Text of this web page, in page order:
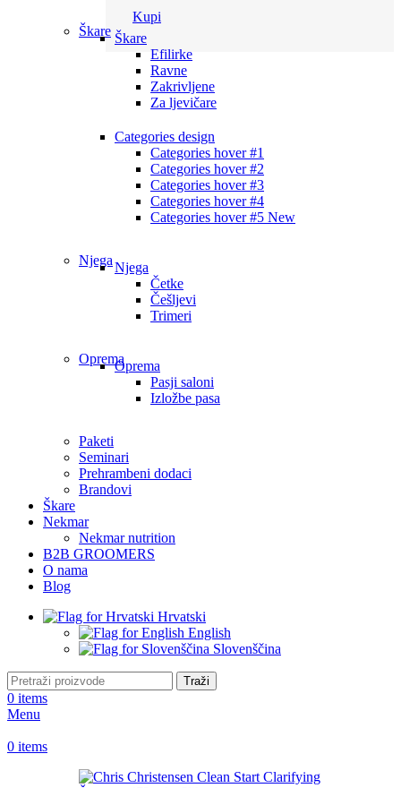
Kupi
Škare Škare
Efilirke
Ravne
Zakrivljene
Za ljevičare
Categories design
Categories hover #1
Categories hover #2
Categories hover #3
Categories hover #4
Categories hover #5 New
NjegaNjega
Četke
Češljevi
Trimeri
OpremaOprema
Pasji saloni
Izložbe pasa
Paketi
Seminari
Prehrambeni dodaci
Brandovi
Škare
Nekmar
Nekmar nutrition
B2B GROOMERS
O nama
Blog
Hrvatski
English
Slovenščina
Traži
0 items
Menu
0 items